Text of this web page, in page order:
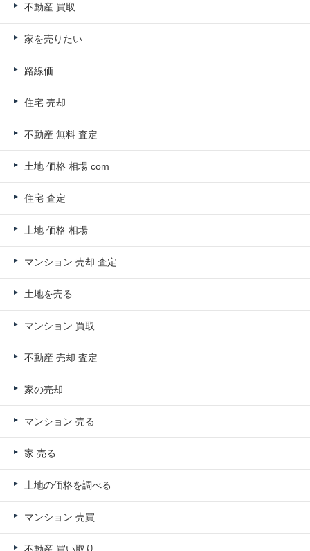
不動産 買取
家を売りたい
路線価
住宅 売却
不動産 無料 査定
土地 価格 相場 com
住宅 査定
土地 価格 相場
マンション 売却 査定
土地を売る
マンション 買取
不動産 売却 査定
家の売却
マンション 売る
家 売る
土地の価格を調べる
マンション 売買